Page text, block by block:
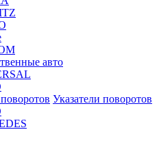
авто
Указатели поворотов